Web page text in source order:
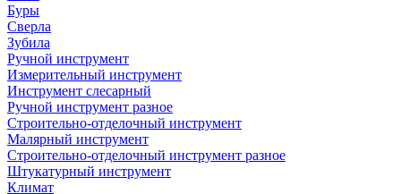
Буры
Сверла
Зубила
Ручной инструмент
Измерительный инструмент
Инструмент слесарный
Ручной инструмент разное
Строительно-отделочный инструмент
Малярный инструмент
Строительно-отделочный инструмент разное
Штукатурный инструмент
Климат